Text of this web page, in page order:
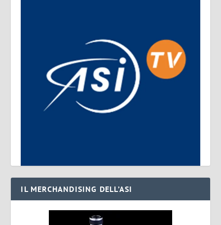
IL MERCHANDISING DELL’ASI